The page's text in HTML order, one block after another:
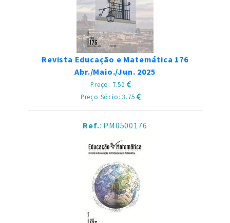
Revista Educação e Matemática 176
Abr./Maio./Jun. 2025
Preço: 7.50
Preço Sócio: 3.75
Ref.: PM0500176